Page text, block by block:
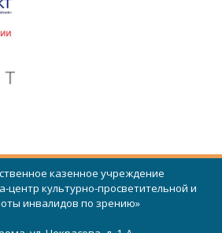
казенное учреждение
центр культурно-просветительной и
инвалидов по зрению»